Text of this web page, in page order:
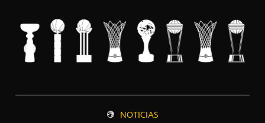
NOTICIAS